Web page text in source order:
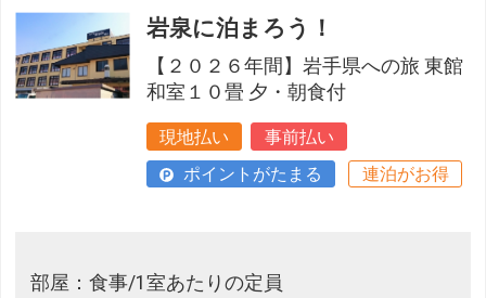
岩泉に泊まろう！
【２０２６年間】岩手県への旅 東館
和室１０畳 夕・朝食付
現地払い
事前払い
ポイントがたまる
連泊がお得
部屋：食事/1室あたりの定員